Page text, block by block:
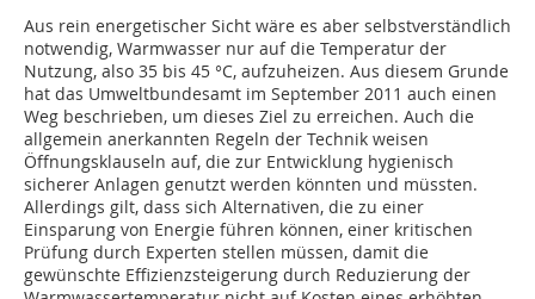
Aus rein energetischer Sicht wäre es aber selbstverständlich
notwendig, Warmwasser nur auf die Temperatur der
Nutzung, also 35 bis 45 °C, aufzuheizen. Aus diesem Grunde
hat das Umweltbundesamt im September 2011 auch einen
Weg beschrieben, um dieses Ziel zu erreichen. Auch die
allgemein anerkannten Regeln der Technik weisen
Öffnungsklauseln auf, die zur Entwicklung hygienisch
sicherer Anlagen genutzt werden könnten und müssten.
Allerdings gilt, dass sich Alternativen, die zu einer
Einsparung von Energie führen können, einer kritischen
Prüfung durch Experten stellen müssen, damit die
gewünschte Effizienzsteigerung durch Reduzierung der